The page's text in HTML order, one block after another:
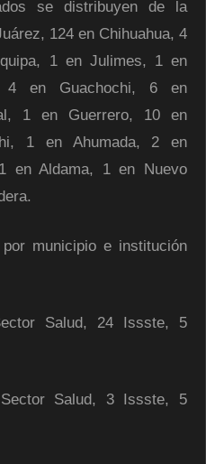
se distribuyen de la
124 en Chihuahua, 4
1 en Julimes, 1 en
4 en Guachochi, 6 en
1 en Guerrero, 10 en
1 en Ahumada, 2 en
en Aldama, 1 en Nuevo
municipio e institución
Salud, 24 Issste, 5
Salud, 3 Issste, 5